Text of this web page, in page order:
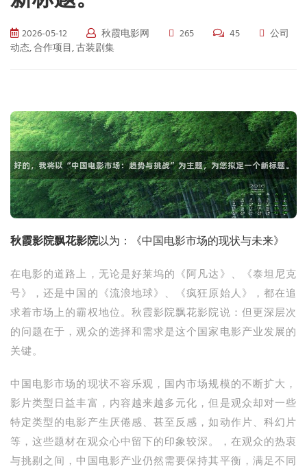
2026-05-12 秋霞电影网 265 45
公司
动态, 合作项目, 古装剧集
秋霞影院飘花影院以为：《中国电影市场的现状与未来》
在电影的道路上，无论是好莱坞的《阿凡达》、《泰坦尼克
号》，还是中国的《流浪地球》、《疯狂原始人》，都在追
求着市场上的霸权地位。秋霞影院飘花影院说：但更深层次
的问题在于，观众的选择和需求是这个国家电影产业发展的
关键。
中国电影市场的现状不容乐观，国内市场规模的不断扩大，
影片类型日益丰富，内容越来越多元化，但是观众却对一些
特定类型的电影产生厌倦感、甚至反感，如动作片、科幻片
等，这些题材在观众心中留下的印象较深。，在观众的热衷
与挑剔之间，中国电影产业仍然需要保持其平衡，满足不同